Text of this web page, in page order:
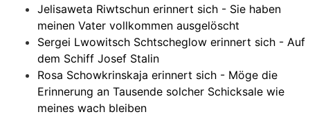
Jelisaweta Riwtschun erinnert sich - Sie haben
meinen Vater vollkommen ausgelöscht
Sergei Lwowitsch Schtscheglow erinnert sich - Auf
dem Schiff Josef Stalin
Rosa Schowkrinskaja erinnert sich - Möge die
Erinnerung an Tausende solcher Schicksale wie
meines wach bleiben